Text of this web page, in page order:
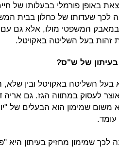
באופן פורמלי בבעלותו של
לכך שעדותו של כחלון בבית
המשפטי מולו, אלא גם
זהות בעל השליטה באקויטל.
של ש"ס?
בעל השליטה באקויטל ובין שלא,
לעסוק במתווה הגז. גם
משום שמימון הוא הבעלים של
לכך שמימון מחזיק בעיתון היא